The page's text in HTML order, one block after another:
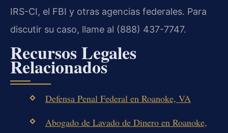
IRS-CI, el FBI y otras agencias federales. Para
discutir su caso, llame al (888) 437-7747.
Recursos Legales
Relacionados
Defensa Penal Federal en Roanoke, VA
Abogado de Lavado de Dinero en Roanoke,